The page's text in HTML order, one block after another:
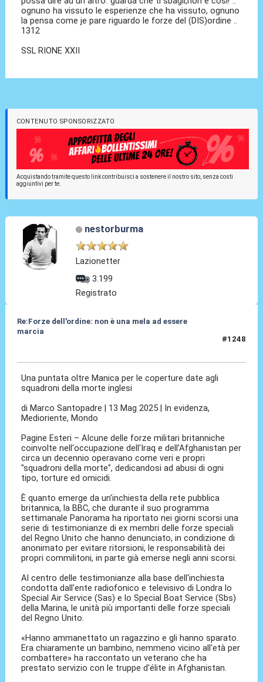
ognuno ha vissuto le esperienze che ha vissuto, ognuno
la pensa come je pare riguardo le forze del (DIS)ordine ..
1312
SSL RIONE XXII
CONTENUTO SPONSORIZZATO
Acquistando tramite questo link contribuisci a sostenere il nostro sito, senza costi
aggiuntivi per te.
nestorburma
Lazionetter
3.199
Registrato
Re:Forze dell'ordine: non è una mela ad essere
marcia
#1248
Una puntata oltre Manica per le coperture date agli
squadroni della morte inglesi
di Marco Santopadre | 13 Mag 2025 | In evidenza,
Medioriente, Mondo
Pagine Esteri – Alcune delle forze militari britanniche
coinvolte nell'occupazione dell'Iraq e dell'Afghanistan per
circa un decennio operavano come veri e propri
"squadroni della morte", dedicandosi ad abusi di ogni
tipo, torture ed omicidi.
È quanto emerge da un'inchiesta della rete pubblica
britannica, la BBC, che durante il suo programma
settimanale Panorama ha riportato nei giorni scorsi una
serie di testimonianze di ex membri delle forze speciali
del Regno Unito che hanno denunciato, in condizione di
anonimato per evitare ritorsioni, le responsabilità dei
propri commilitoni, in parte già emerse negli anni scorsi.
Al centro delle testimonianze alla base dell'inchiesta
condotta dall'ente radiofonico e televisivo di Londra lo
Special Air Service (Sas) e lo Special Boat Service (Sbs)
della Marina, le unità più importanti delle forze speciali
del Regno Unito.
«Hanno ammanettato un ragazzino e gli hanno sparato.
Era chiaramente un bambino, nemmeno vicino all'età per
combattere» ha raccontato un veterano che ha
prestato servizio con le truppe d'élite in Afghanistan.